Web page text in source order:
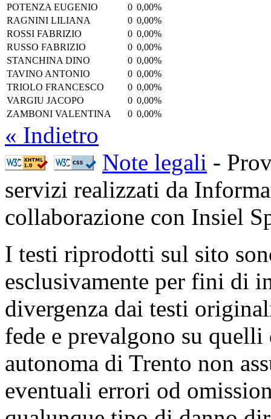
POTENZA EUGENIO
0 0,00%
RAGNINI LILIANA
0 0,00%
ROSSI FABRIZIO
0 0,00%
RUSSO FABRIZIO
0 0,00%
STANCHINA DINO
0 0,00%
TAVINO ANTONIO
0 0,00%
TRIOLO FRANCESCO
0 0,00%
VARGIU JACOPO
0 0,00%
ZAMBONI VALENTINA
0 0,00%
« Indietro
Note legali -
servizi realizzati da
collaborazione con Insiel
I testi riprodotti sul sito
esclusivamente per fini di
divergenza dai testi
fede e prevalgono su
autonoma di Trento non
eventuali errori od